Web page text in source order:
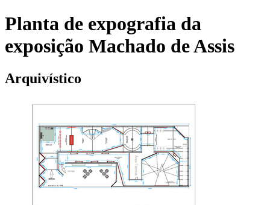
Planta de expografia da
exposição Machado de Assis
Arquivístico